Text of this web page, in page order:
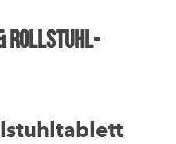
Rollstuhl-